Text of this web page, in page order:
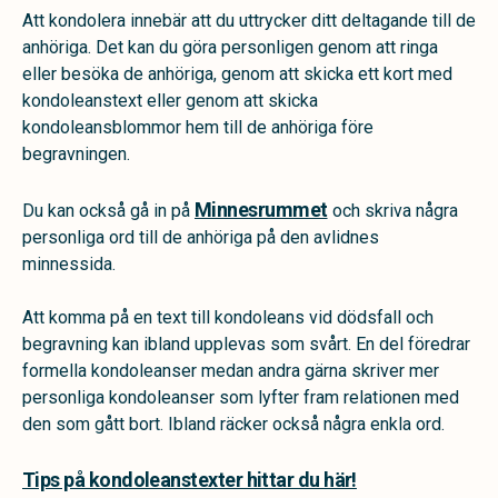
Att kondolera innebär att du uttrycker ditt deltagande till de
anhöriga. Det kan du göra personligen genom att ringa
eller besöka de anhöriga, genom att skicka ett kort med
kondoleanstext eller genom att skicka
kondoleansblommor hem till de anhöriga före
begravningen.
Du kan också gå in på Minnesrummetoch skriva några
personliga ord till de anhöriga på den avlidnes
minnessida.
Att komma på en text till kondoleans vid dödsfall och
begravning kan ibland upplevas som svårt. En del föredrar
formella kondoleanser medan andra gärna skriver mer
personliga kondoleanser som lyfter fram relationen med
den som gått bort. Ibland räcker också några enkla ord.
Tips på kondoleanstexter hittar du här!